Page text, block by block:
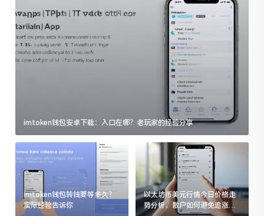
imtoken钱包安卓下载：入口在哪？老玩家的经验分享
imtoken钱包转钱要等多久？
实际经验告诉你
以太坊币美元行情今日价格走
势分析，散户如何避免追涨杀